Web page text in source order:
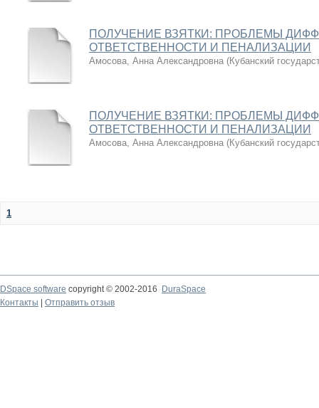
ПОЛУЧЕНИЕ ВЗЯТКИ: ПРОБЛЕМЫ
ОТВЕТСТВЕННОСТИ И ПЕНАЛИЗАЦИИ
Амосова, Анна Александровна (Кубанский
ПОЛУЧЕНИЕ ВЗЯТКИ: ПРОБЛЕМЫ
ОТВЕТСТВЕННОСТИ И ПЕНАЛИЗАЦИИ
Амосова, Анна Александровна (Кубанский
1
DSpace software copyright © 2002-2016
DuraSpace
Контакты
Отправить отзыв